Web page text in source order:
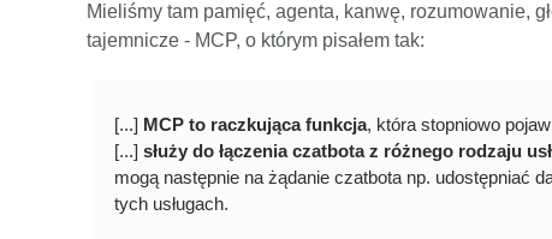
Mieliśmy tam pamięć, agenta, kanwę, rozumowanie,
tajemnicze - MCP, o którym pisałem tak:
[...] MCP to raczkująca funkcja, która stopniowo
[...] służy do łączenia czatbota z różnego rodzaju
mogą następnie na żądanie czatbota np. udostępniać
tych usługach.